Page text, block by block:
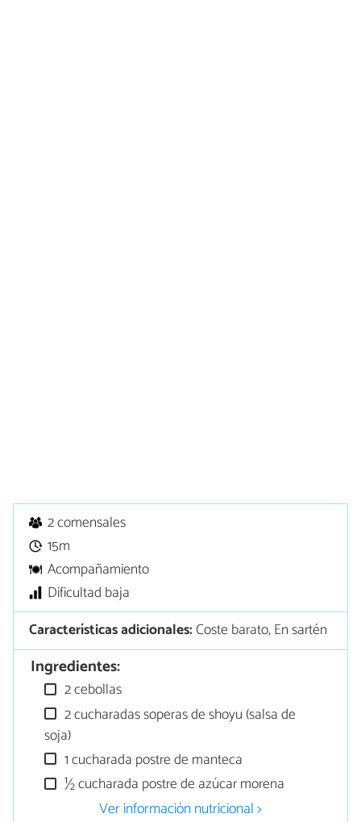
2 comensales
15m
Acompañamiento
Dificultad baja
Características adicionales:Coste barato, En sartén
Ingredientes:
2 cebollas
2 cucharadas soperas de shoyu (salsa de
soja)
1 cucharada postre de manteca
½ cucharada postre de azúcar morena
Ver información nutricional >